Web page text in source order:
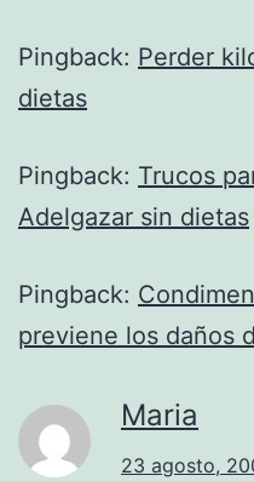
Pingback: Perder
dietas
Pingback: Trucos
Adelgazar sin dietas
Pingback:
previene los daños
Maria
23 agosto,